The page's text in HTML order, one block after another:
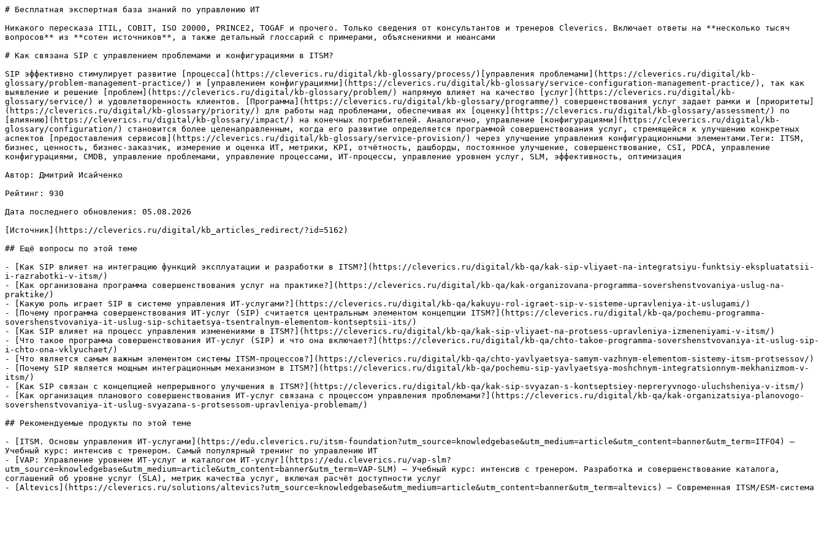
# Бесплатная экспертная база знаний по управлению ИТ
Никакого пересказа ITIL, COBIT, ISO 20000, PRINCE2, TOGAF и прочего. Только сведения от консультантов и тренеров Cleverics. Включает ответы на **несколько тысяч
вопросов** из **сотен источников**, а также детальный глоссарий с примерами, объяснениями и нюансами
# Как связана SIP с управлением проблемами и конфигурациями в ITSM?
SIP эффективно стимулирует развитие [процесса](https://cleverics.ru/digital/kb-glossary/process/)[управления проблемами](https://cleverics.ru/digital/kb-
glossary/problem-management-practice/) и [управлением конфигурациями](https://cleverics.ru/digital/kb-glossary/service-configuration-management-practice/), так как
выявление и решение [проблем](https://cleverics.ru/digital/kb-glossary/problem/) напрямую влияет на качество [услуг](https://cleverics.ru/digital/kb-
glossary/service/) и удовлетворенность клиентов. [Программа](https://cleverics.ru/digital/kb-glossary/programme/) совершенствования услуг задает рамки и [приоритеты]
(https://cleverics.ru/digital/kb-glossary/priority/) для работы над проблемами, обеспечивая их [оценку](https://cleverics.ru/digital/kb-glossary/assessment/) по
[влиянию](https://cleverics.ru/digital/kb-glossary/impact/) на конечных потребителей. Аналогично, управление [конфигурациями](https://cleverics.ru/digital/kb-
glossary/configuration/) становится более целенаправленным, когда его развитие определяется программой совершенствования услуг, стремящейся к улучшению конкретных
аспектов [предоставления сервисов](https://cleverics.ru/digital/kb-glossary/service-provision/) через улучшение управления конфигурационными элементами.Теги: ITSM,
бизнес, ценность, бизнес-заказчик, измерение и оценка ИТ, метрики, KPI, отчётность, дашборды, постоянное улучшение, совершенствование, CSI, PDCA, управление
конфигурациями, CMDB, управление проблемами, управление процессами, ИТ-процессы, управление уровнем услуг, SLM, эффективность, оптимизация
Автор: Дмитрий Исайченко
Рейтинг: 930
Дата последнего обновления: 05.08.2026
[Источник](https://cleverics.ru/digital/kb_articles_redirect/?id=5162)
## Ещё вопросы по этой теме
- [Как SIP влияет на интеграцию функций эксплуатации и разработки в ITSM?](https://cleverics.ru/digital/kb-qa/kak-sip-vliyaet-na-integratsiyu-funktsiy-ekspluatatsii-
i-razrabotki-v-itsm/)
- [Как организована программа совершенствования услуг на практике?](https://cleverics.ru/digital/kb-qa/kak-organizovana-programma-sovershenstvovaniya-uslug-na-
praktike/)
- [Какую роль играет SIP в системе управления ИТ-услугами?](https://cleverics.ru/digital/kb-qa/kakuyu-rol-igraet-sip-v-sisteme-upravleniya-it-uslugami/)
- [Почему программа совершенствования ИТ-услуг (SIP) считается центральным элементом концепции ITSM?](https://cleverics.ru/digital/kb-qa/pochemu-programma-
sovershenstvovaniya-it-uslug-sip-schitaetsya-tsentralnym-elementom-kontseptsii-its/)
- [Как SIP влияет на процесс управления изменениями в ITSM?](https://cleverics.ru/digital/kb-qa/kak-sip-vliyaet-na-protsess-upravleniya-izmeneniyami-v-itsm/)
- [Что такое программа совершенствования ИТ-услуг (SIP) и что она включает?](https://cleverics.ru/digital/kb-qa/chto-takoe-programma-sovershenstvovaniya-it-uslug-sip-
i-chto-ona-vklyuchaet/)
- [Что является самым важным элементом системы ITSM-процессов?](https://cleverics.ru/digital/kb-qa/chto-yavlyaetsya-samym-vazhnym-elementom-sistemy-itsm-protsessov/)
- [Почему SIP является мощным интеграционным механизмом в ITSM?](https://cleverics.ru/digital/kb-qa/pochemu-sip-yavlyaetsya-moshchnym-integratsionnym-mekhanizmom-v-
itsm/)
- [Как SIP связан с концепцией непрерывного улучшения в ITSM?](https://cleverics.ru/digital/kb-qa/kak-sip-svyazan-s-kontseptsiey-nepreryvnogo-uluchsheniya-v-itsm/)
- [Как организация планового совершенствования ИТ-услуг связана с процессом управления проблемами?](https://cleverics.ru/digital/kb-qa/kak-organizatsiya-planovogo-
sovershenstvovaniya-it-uslug-svyazana-s-protsessom-upravleniya-problemam/)
## Рекомендуемые продукты по этой теме
- [ITSM. Основы управления ИТ-услугами](https://edu.cleverics.ru/itsm-foundation?utm_source=knowledgebase&utm_medium=article&utm_content=banner&utm_term=ITFO4) —
Учебный курс: интенсив с тренером. Самый популярный тренинг по управлению ИТ
- [VAP: Управление уровнем ИТ-услуг и каталогом ИТ-услуг](https://edu.cleverics.ru/vap-slm?
utm_source=knowledgebase&utm_medium=article&utm_content=banner&utm_term=VAP-SLM) — Учебный курс: интенсив с тренером. Разработка и совершенствование каталога,
соглашений об уровне услуг (SLA), метрик качества услуг, включая расчёт доступности услуг
- [Altevics](https://cleverics.ru/solutions/altevics?utm_source=knowledgebase&utm_medium=article&utm_content=banner&utm_term=altevics) — Современная ITSM/ESM-система